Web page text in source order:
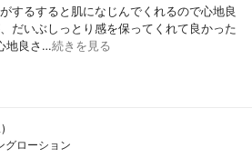
するすると肌になじんでくれるので心地良
だいぶしっとり感を保ってくれて良かった
地良さ…続きを見る
グローション